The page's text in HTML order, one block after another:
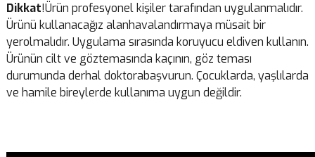
Dikkat!Ürün profesyonel kişiler tarafından uygulanmalıdır.
Ürünü kullanacağız alanhavalandırmaya müsait bir
yerolmalıdır. Uygulama sırasında koruyucu eldiven kullanın.
Ürünün cilt ve göztemasında kaçının, göz teması
durumunda derhal doktorabaşvurun. Çocuklarda, yaşlılarda
ve hamile bireylerde kullanıma uygun değildir.